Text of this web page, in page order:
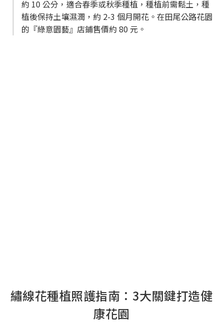
約 10 公分，適合春季或秋季種植，種植前需鬆土，種
植後保持土壤濕潤，約 2-3 個月開花。在田尾公路花園
的『綠意園藝』店鋪售價約 80 元。
繡線花種植照護指南：3大關鍵打造健
康花園